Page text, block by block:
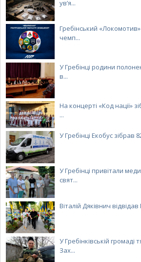
ув’я...
Гребінський
чемп...
У Гребінці родини
в...
На концерті «Код нації»
...
У Гребінці Екобус зібрав
У Гребінці привітали
свят...
Віталій Дяківнич
У Гребінківській
Зах...